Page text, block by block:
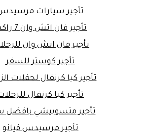
تأجير سيارات
تأجير فان اتش وان 7 راكب
تأجير فان اتش وان
تأجير كوستر للسفر
تأجير كيا كرنفال لحفلات
تأجير كيا كرنفال
تأجير متسوبيشي بافضل
تأجير مرسيدس فيانو